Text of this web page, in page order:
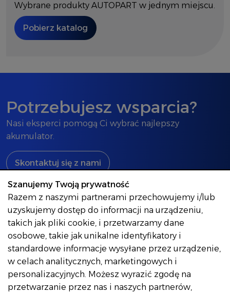
Wybrane produkty AUTOPART w jednym miejscu.
Pobierz katalog
Potrzebujesz wsparcia?
Nasi eksperci pomogą Ci wybrać najlepszy
akumulator.
Skontaktuj się z nami
Autopart
AUTOPART SA
ul. Kwiatkowskiego 2a,
39-300Mielec
Polska
Szanujemy Twoją prywatność
Razem z naszymi partnerami przechowujemy i/lub
uzyskujemy dostęp do informacji na urządzeniu,
takich jak pliki cookie, i przetwarzamy dane
osobowe, takie jak unikalne identyfikatory i
standardowe informacje wysyłane przez urządzenie,
w celach analitycznych, marketingowych i
personalizacyjnych. Możesz wyrazić zgodę na
przetwarzanie przez nas i naszych partnerów,